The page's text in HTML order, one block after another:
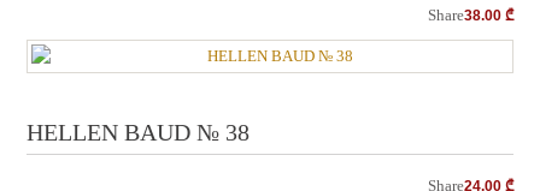
38.00 ₾
Share
HELLEN BAUD № 38
24.00 ₾
Share